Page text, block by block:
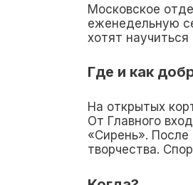
Московское
еженедельную
хотят
Где и как
На открытых
От Главного
«Сирень».
творчества.